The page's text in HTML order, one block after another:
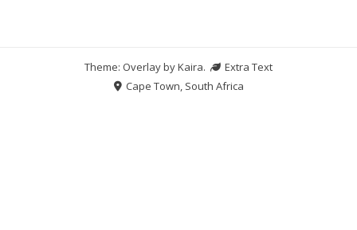
Theme: Overlay byKaira.
Extra Text
Cape Town, South Africa